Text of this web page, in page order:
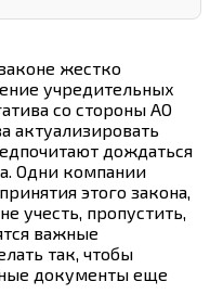
жестко
учредительных
со стороны АО
актуализировать
дождаться
Одни компании
этого закона,
учесть, пропустить,
важные
так, чтобы
документы еще